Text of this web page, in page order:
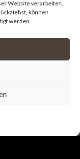
Website verarbeiten.
können
werden.